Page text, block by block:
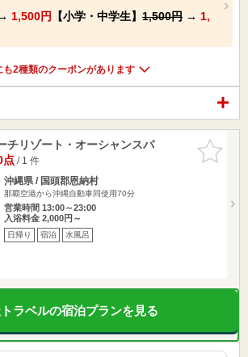
1,500円 【小学・中学生】 1,500円 → 1,
も2種類のクーポンがあります
お気に入
りに追加
チリゾート・オーシャンスパ
点/ 1 件
沖縄県 / 国頭郡恩納村
那覇空港から沖縄自動車同使用70分
営業時間 13:00～23:00
入浴料金 2,000円～
日帰り 宿泊 水風呂
ラベルの宿泊プランを見る